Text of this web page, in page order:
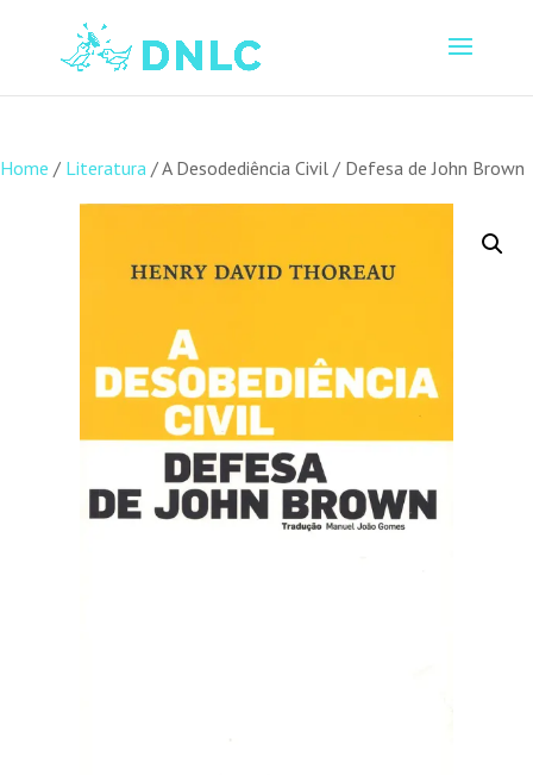
Home / Literatura / A Desodediência Civil / Defesa de John Brown